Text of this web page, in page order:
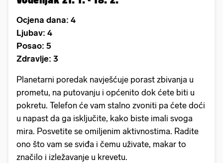
Ocjena dana: 4
Ljubav: 4
Posao: 5
Zdravlje: 3
Planetarni poredak navješćuje porast zbivanja u
prometu, na putovanju i općenito dok ćete biti u
pokretu. Telefon će vam stalno zvoniti pa ćete doći
u napast da ga isključite, kako biste imali svoga
mira. Posvetite se omiljenim aktivnostima. Radite
ono što vam se sviđa i čemu uživate, makar to
značilo i izležavanje u krevetu.